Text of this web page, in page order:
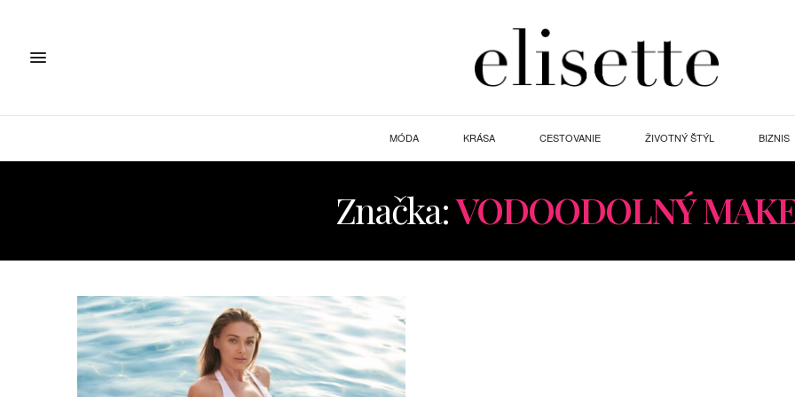
MÓDA KRÁSA CESTOVANIE ŽIVOTNÝ ŠTÝL BIZNIS
Značka:VODOODOLNÝ